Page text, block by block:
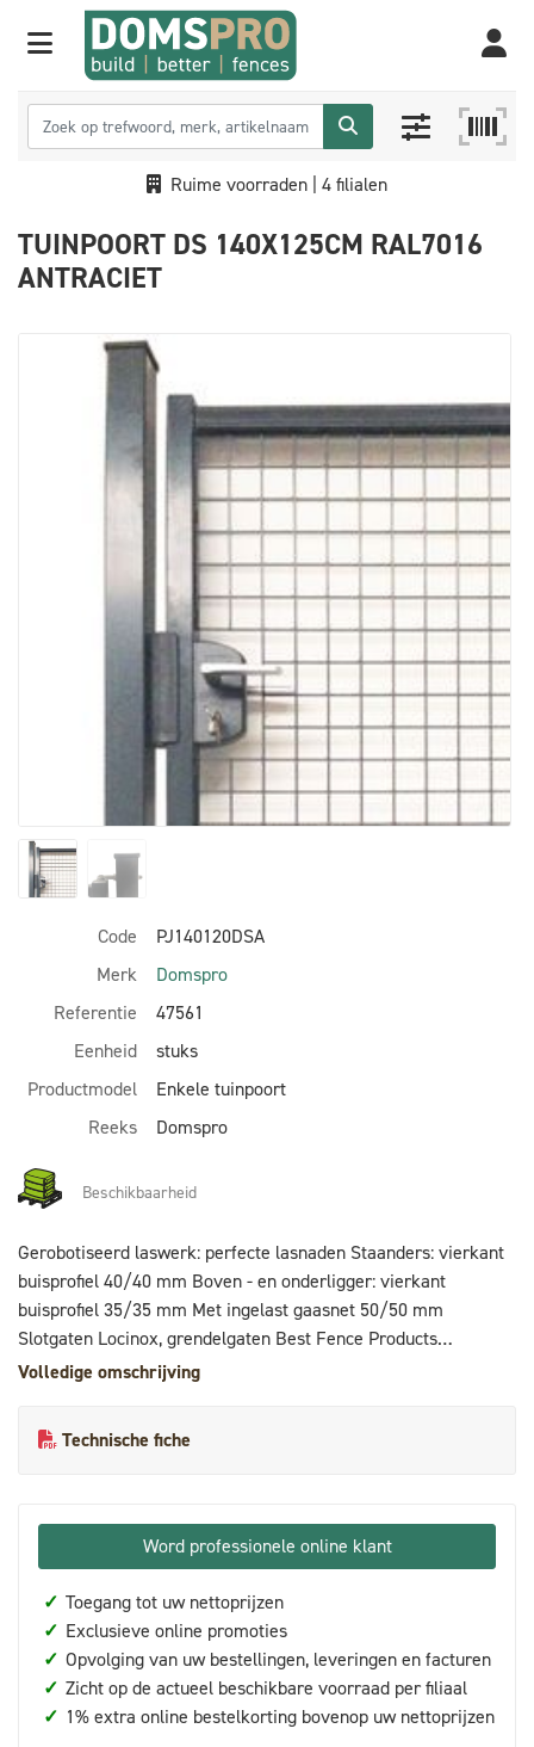
Ruime voorraden | 4 filialen
TUINPOORT DS 140X125CM RAL7016
ANTRACIET
Code
PJ140120DSA
Merk
Domspro
Referentie
47561
Eenheid
stuks
Productmodel
Enkele tuinpoort
Reeks
Domspro
Beschikbaarheid
Gerobotiseerd laswerk: perfecte lasnaden Staanders: vierkant
buisprofiel 40/40 mm Boven - en onderligger: vierkant
buisprofiel 35/35 mm Met ingelast gaasnet 50/50 mm
Slotgaten Locinox, grendelgaten Best Fence Products
Tuinpoortslot Locinox + vanger + aluminium kruk + 3 sleutels
poortpalen 60mm incl. doppen Warmbad verzinkt +
coatingsgeschikt gemaakt Voorzien van ovengebakken
PVC beschermhoekjes
Volledige omschrijving
Technische fiche
Word professionele online klant
✓ Toegang tot uw nettoprijzen
✓ Exclusieve online promoties
✓ Opvolging van uw bestellingen, leveringen en facturen
✓ Zicht op de actueel beschikbare voorraad per filiaal
✓ 1% extra online bestelkorting bovenop uw nettoprijzen